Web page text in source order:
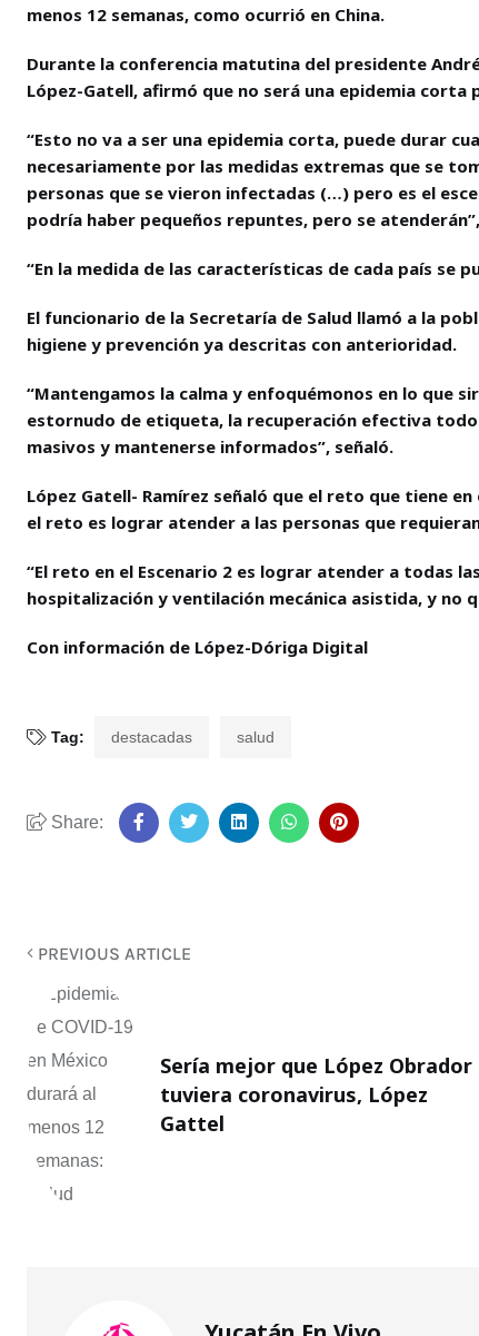
menos 12 semanas, como ocurrió en China.
Durante la conferencia matutina del presidente
López-Gatell, afirmó que no será una epidemia corta
“Esto no va a ser una epidemia corta, puede durar
necesariamente por las medidas extremas que se
personas que se vieron infectadas (…) pero es el
podría haber pequeños repuntes, pero se
“En la medida de las características de cada país se
El funcionario de la Secretaría de Salud llamó a la
higiene y prevención ya descritas con anterioridad.
“Mantengamos la calma y enfoquémonos en lo que
estornudo de etiqueta, la recuperación efectiva
masivos y mantenerse informados”, señaló.
López Gatell- Ramírez señaló que el reto que tiene
el reto es lograr atender a las personas que
“El reto en el Escenario 2 es lograr atender a todas
hospitalización y ventilación mecánica asistida, y no
Con información de López-Dóriga Digital
Tag: destacadas salud
Share:
PREVIOUS ARTICLE
Sería mejor que López Obrador
tuviera coronavirus, López
Gattel